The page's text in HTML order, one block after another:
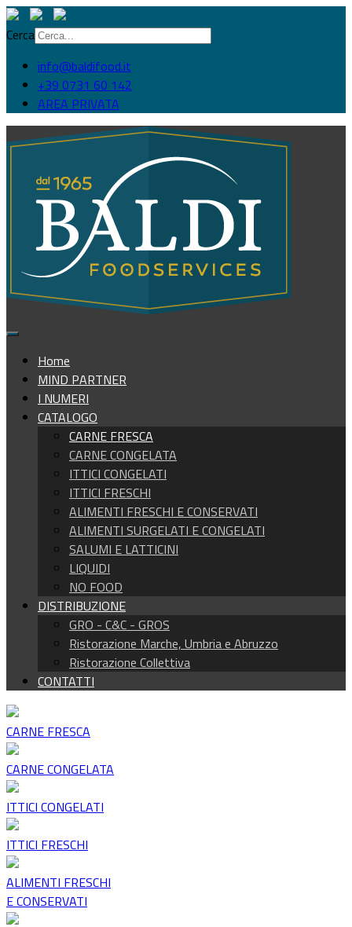
Cerca
info@baldifood.it
+39 0731 60 142
AREA PRIVATA
Home
MIND PARTNER
I NUMERI
CATALOGO
CARNE FRESCA
CARNE CONGELATA
ITTICI CONGELATI
ITTICI FRESCHI
ALIMENTI FRESCHI E CONSERVATI
ALIMENTI SURGELATI E CONGELATI
SALUMI E LATTICINI
LIQUIDI
NO FOOD
DISTRIBUZIONE
GRO - C&C - GROS
Ristorazione Marche, Umbria e Abruzzo
Ristorazione Collettiva
CONTATTI
CARNE FRESCA
CARNE CONGELATA
ITTICI CONGELATI
ITTICI FRESCHI
ALIMENTI FRESCHI
E CONSERVATI